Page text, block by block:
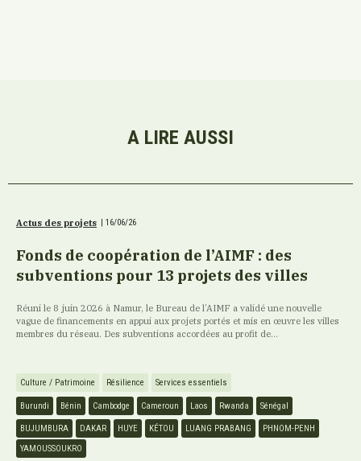
A LIRE AUSSI
Actus des projets 16/06/26
Fonds de coopération de l’AIMF : des
subventions pour 13 projets des villes
Réuni le 8 juin 2026 à Namur, le Bureau de l’AIMF a validé une nouvelle
vague de financements en appui aux projets portés et mis en œuvre les villes
membres du réseau. Des subventions accordées au profit de...
Culture / Patrimoine Résilience Services essentiels
Burundi Bénin Cambodge Cameroun Laos Rwanda Sénégal
BUJUMBURA DAKAR HUYE KÉTOU LUANG PRABANG
PHNOM-PENH
YAMOUSSOUKRO